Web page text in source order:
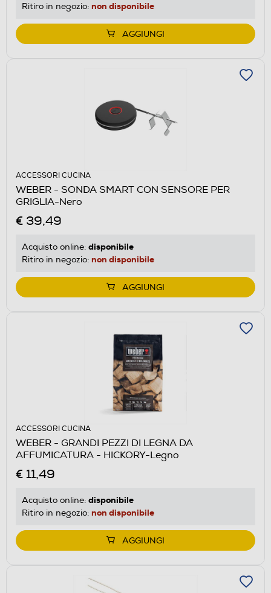
Ritiro in negozio: non disponibile
AGGIUNGI
ACCESSORI CUCINA
WEBER - SONDA SMART CON SENSORE PER
GRIGLIA-Nero
€ 39,49
Acquisto online: disponibile
Ritiro in negozio: non disponibile
AGGIUNGI
ACCESSORI CUCINA
WEBER - GRANDI PEZZI DI LEGNA DA
AFFUMICATURA - HICKORY-Legno
€ 11,49
Acquisto online: disponibile
Ritiro in negozio: non disponibile
AGGIUNGI